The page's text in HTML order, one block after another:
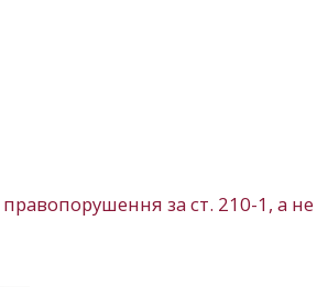
за ст. 210-1, а